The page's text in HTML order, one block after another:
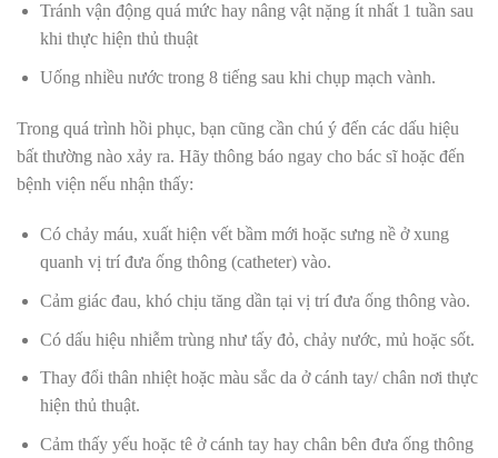
Tránh vận động quá mức hay nâng vật nặng ít nhất 1 tuần sau
khi thực hiện thủ thuật
Uống nhiều nước trong 8 tiếng sau khi chụp mạch vành.
Trong quá trình hồi phục, bạn cũng cần chú ý đến các dấu hiệu
bất thường nào xảy ra. Hãy thông báo ngay cho bác sĩ hoặc đến
bệnh viện nếu nhận thấy:
Có chảy máu, xuất hiện vết bầm mới hoặc sưng nề ở xung
quanh vị trí đưa ống thông (catheter) vào.
Cảm giác đau, khó chịu tăng dần tại vị trí đưa ống thông vào.
Có dấu hiệu nhiễm trùng như tấy đỏ, chảy nước, mủ hoặc sốt.
Thay đổi thân nhiệt hoặc màu sắc da ở cánh tay/ chân nơi thực
hiện thủ thuật.
Cảm thấy yếu hoặc tê ở cánh tay hay chân bên đưa ống thông